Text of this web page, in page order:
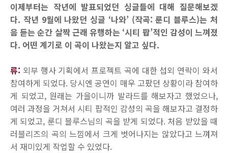
이제부터는 작년에 발표되었던 싱글들에 대해 질문해보겠
다. 작년 9월에 나왔던 싱글 ‘나와’ (작곡: 룬디 블루스)는 처
음 듣는 순간 살짝 근래 유행하는 ‘시티 팝’적인 감성이 느껴졌
다. 어떤 계기로 이 곡이 나왔는지 알고 싶다.
류: 외부 행사 기획에서 프로젝트 곡에 대한 섭외 연락이 와서
참여하게 되었다. 당시엔 공연이 매우 고팠던 상황이라 참여하
게 되었고, 원래는 가을이니까 발라드를 해보자고 했었으나,
여러 과정을 거쳐서 시티 팝적인 감성의 곡을 해보자고 결정하
게 되었고, 룬디 블루스님의 곡을 받게 되었다. 처음 받았을 때
러블리즈의 곡의 느낌에서 크게 벗어나지는 않았다고 느껴져
서 재미있게 작업할 수 있었다.